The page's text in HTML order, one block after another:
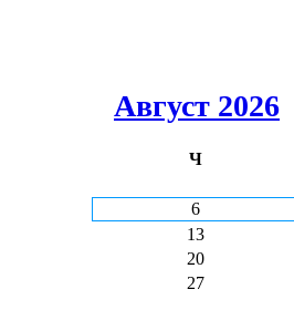
Август 2026
Ч
6
13
20
27